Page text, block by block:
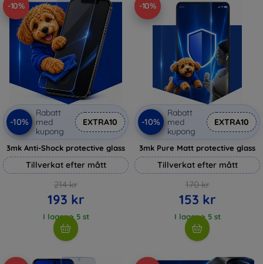
-10%
-10%
Rabatt
med
kupong
EXTRA10
3mk Anti-Shock protective glass
Tillverkat efter mått
214 kr
193 kr
I lager > 5 st
-10%
-10%
Rabatt
med
kupong
EXTRA10
3mk Pure Matt protective glass
Tillverkat efter mått
170 kr
153 kr
I lager > 5 st